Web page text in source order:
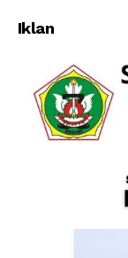
Iklan